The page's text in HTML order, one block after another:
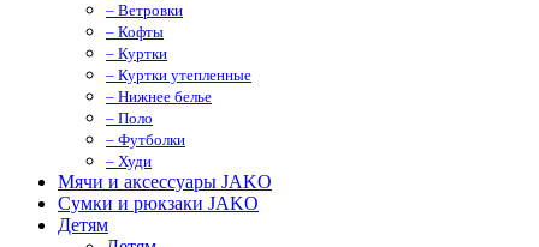
– Ветровки
– Кофты
– Куртки
– Куртки утепленные
– Нижнее белье
– Поло
– Футболки
– Худи
Мячи и аксессуары JAKO
Сумки и рюкзаки JAKO
Детям